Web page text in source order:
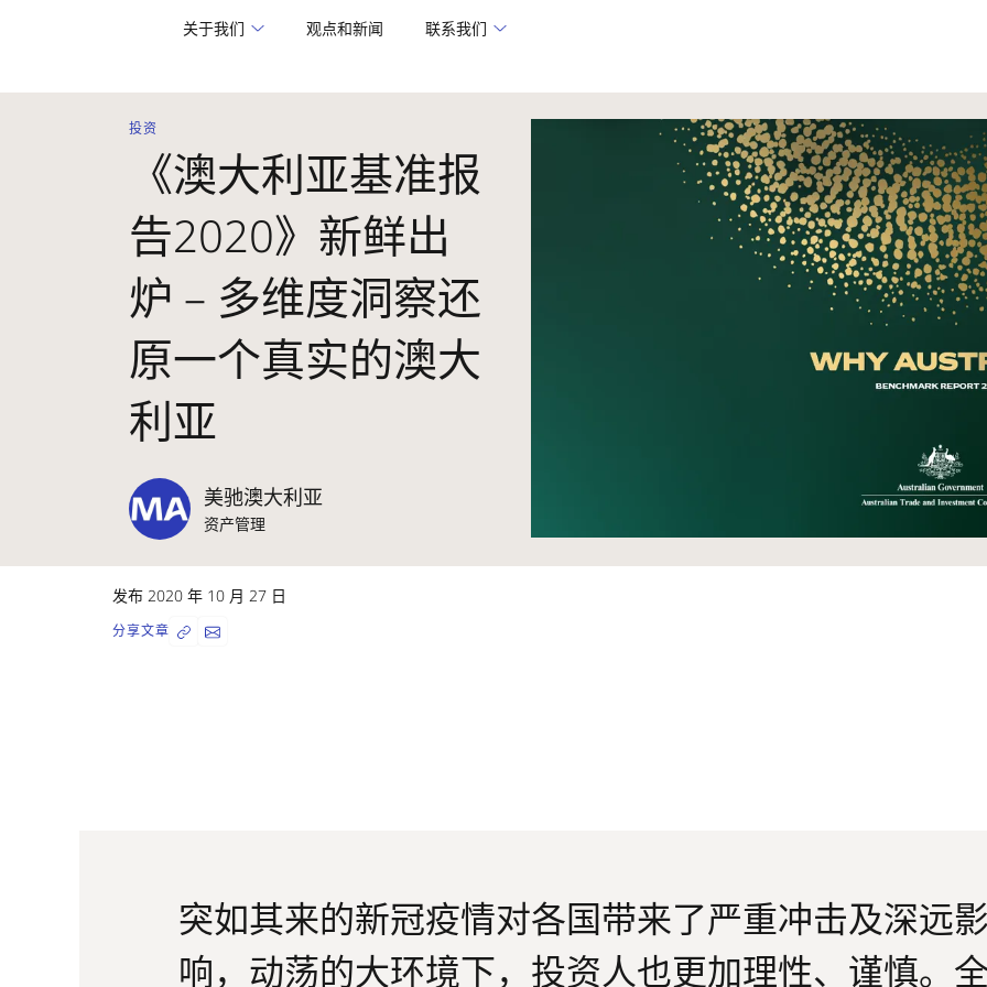
关于我们 观点和新闻 联系我们
投资
《澳大利亚基准报
告2020》新鲜出
炉 – 多维度洞察还
原一个真实的澳大
利亚
美驰澳大利亚
资产管理
发布 2020 年 10 月 27 日
分享文章
突如其来的新冠疫情对各国带来了严重冲击及深远
响，动荡的大环境下，投资人也更加理性、谨慎。